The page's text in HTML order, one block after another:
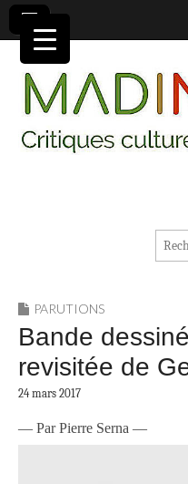
PARUTIONS
Bande
revisitée de
24 mars 2017
— Par Pierre Serna —